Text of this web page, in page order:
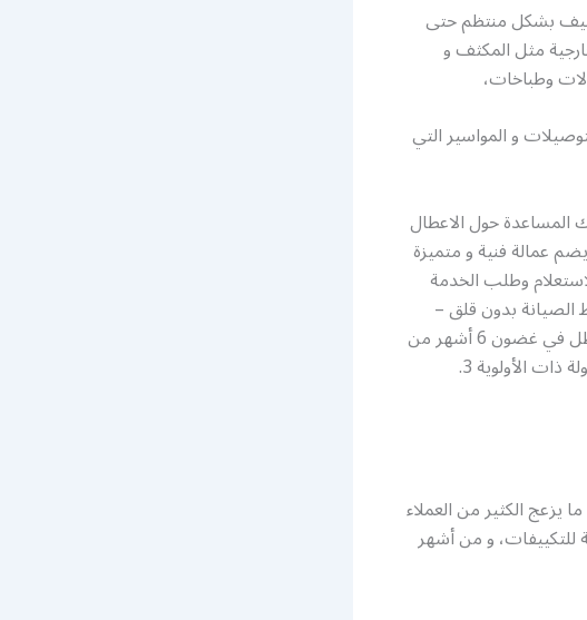
بشكل منتظم حتى
مثل المكثف و
وطباخات،
و المواسير التي
المساعدة حول الاعطال
عمالة فنية و متميزة
وطلب الخدمة
بدون قلق –
عندما نقوم بإجراء ضبط صيانة على نظام تكييف الهواء الخاص بك ، إذا تعطل في غضون 6 أشهر من
تاريخ الخدمة ؛ 1. سنخرج مجانًا ونكتشف المشكلة 2. سنعطيك خدمة الجدولة ذات الأولوية 3.
يزعج الكثير من العملاء
للتكييفات، و من أشهر